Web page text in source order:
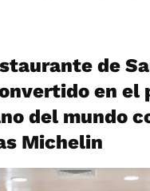
de
en el
del mundo
Michelin